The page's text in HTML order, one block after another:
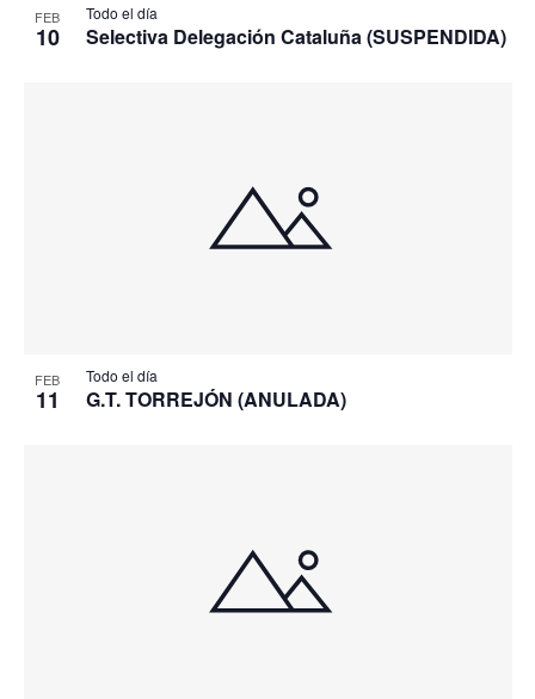
FEB
10
Todo el día
Selectiva Delegación Cataluña (SUSPENDIDA)
FEB
11
Todo el día
G.T. TORREJÓN (ANULADA)